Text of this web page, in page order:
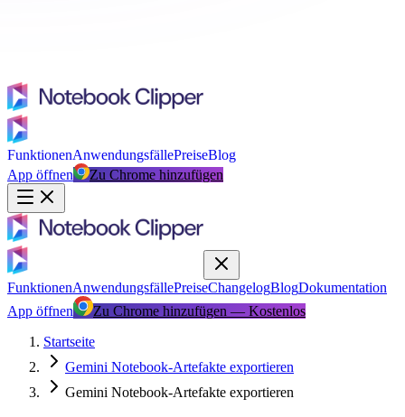
FunktionenAnwendungsfällePreiseBlog
App öffnen
Zu Chrome hinzufügen
FunktionenAnwendungsfällePreiseChangelogBlogDokumentation
App öffnen
Zu Chrome hinzufügen — Kostenlos
Startseite
Gemini Notebook-Artefakte exportieren
Gemini Notebook-Artefakte exportieren